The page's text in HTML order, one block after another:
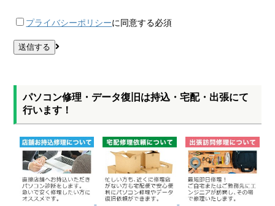
プライバシーポリシーに同意する必須
パソコン修理・データ復旧は持込・宅配・出張にて
行います！